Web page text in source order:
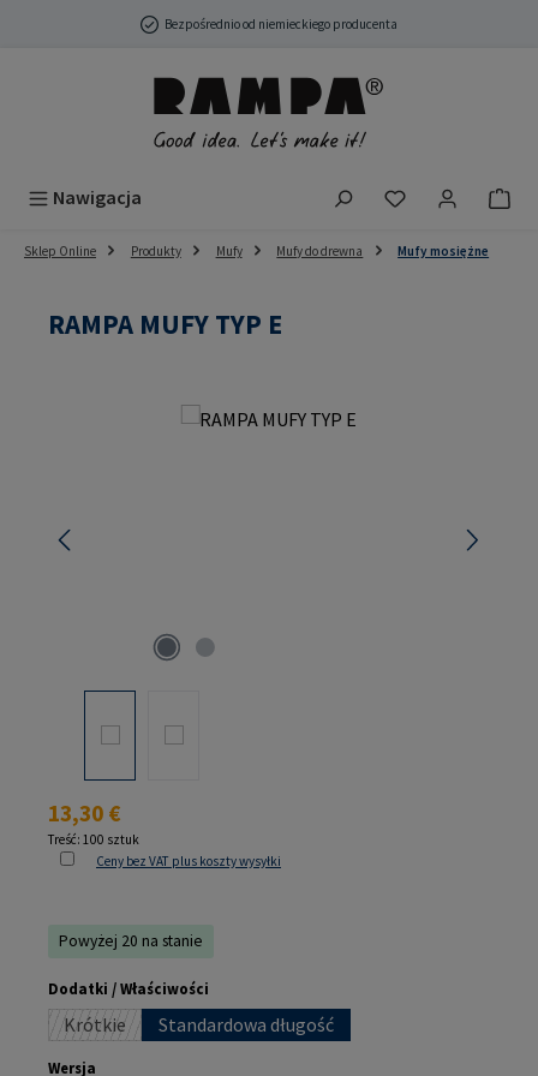
Przejdź do głównej zawartościBezpośrednio od niemieckiego producenta
Nawigacja Masz 0
Sklep Online Produkty Mufy Mufy do drewna Mufy mosiężne
RAMPA MUFY TYP E
Pomiń galerię zdjęć
Cena regularna:
13,30 €
Treść: 100 sztuk
Ceny bez VAT plus koszty wysyłki
Powyżej 20 na stanie
Wybierz
Dodatki / Właściwości
Krótkie(Ta opcja jest obecnie niedostępna.)
Standardowa długość
Wybierz
Wersja